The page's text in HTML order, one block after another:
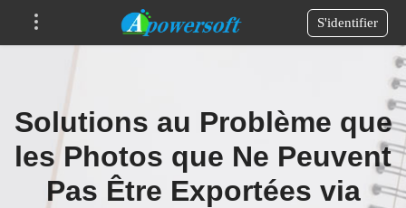
S'identifier
Solutions au Problème que
les Photos que Ne Peuvent
Pas Être Exportées via